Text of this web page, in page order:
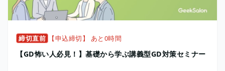
締切直前 【申込締切】 あと0時間
【GD怖い人必見！】基礎から学ぶ講義型GD対策セミナー